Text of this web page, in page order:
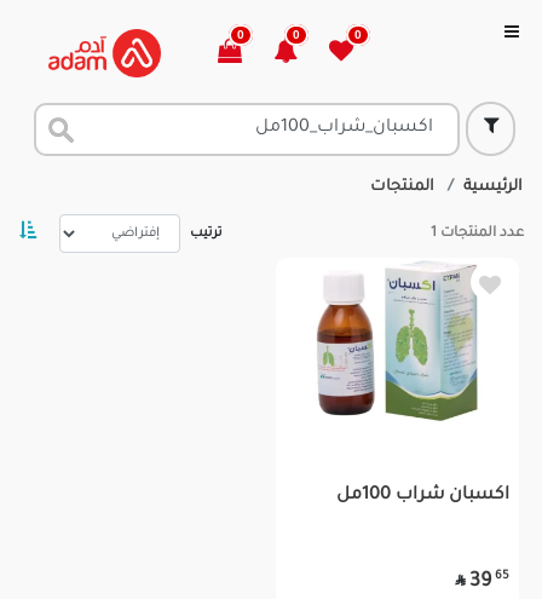
0
0
0
الرئيسية المنتجات
عدد المنتجات 1 ترتيب
اكسبان شراب 100مل
65
39
